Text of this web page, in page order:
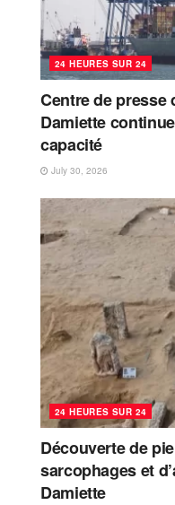
24 HEURES SUR 24
Centre de presse
Damiette
capacité
July 30, 2026
24 HEURES SUR 24
Découverte de
sarcophages et
Damiette